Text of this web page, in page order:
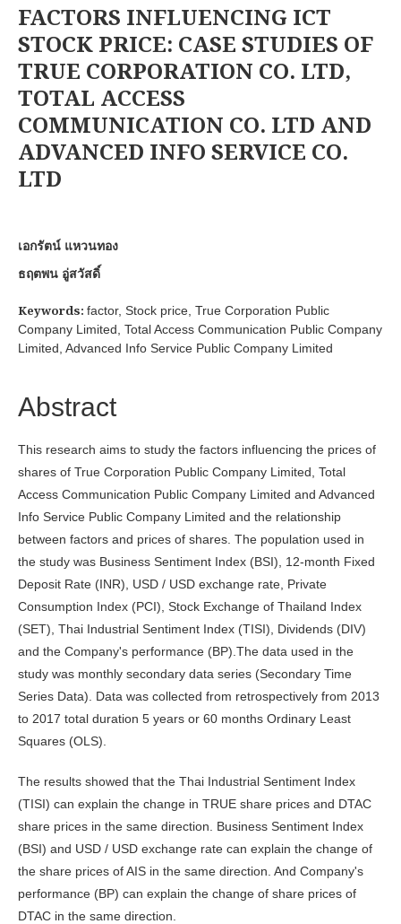
FACTORS INFLUENCING ICT
STOCK PRICE: CASE STUDIES OF
TRUE CORPORATION CO. LTD,
TOTAL ACCESS
COMMUNICATION CO. LTD AND
ADVANCED INFO SERVICE CO.
LTD
เอกรัตน์ แหวนทอง
ธฤตพน อู่สวัสดิ์
Keywords: factor, Stock price, True Corporation Public
Company Limited, Total Access Communication Public Company
Limited, Advanced Info Service Public Company Limited
Abstract
This research aims to study the factors influencing the prices of
shares of True Corporation Public Company Limited, Total
Access Communication Public Company Limited and Advanced
Info Service Public Company Limited and the relationship
between factors and prices of shares. The population used in
the study was Business Sentiment Index (BSI), 12-month Fixed
Deposit Rate (INR), USD / USD exchange rate, Private
Consumption Index (PCI), Stock Exchange of Thailand Index
(SET), Thai Industrial Sentiment Index (TISI), Dividends (DIV)
and the Company's performance (BP).The data used in the
study was monthly secondary data series (Secondary Time
Series Data). Data was collected from retrospectively from 2013
to 2017 total duration 5 years or 60 months Ordinary Least
Squares (OLS).
The results showed that the Thai Industrial Sentiment Index
(TISI) can explain the change in TRUE share prices and DTAC
share prices in the same direction. Business Sentiment Index
(BSI) and USD / USD exchange rate can explain the change of
the share prices of AIS in the same direction. And Company's
performance (BP) can explain the change of share prices of
DTAC in the same direction.